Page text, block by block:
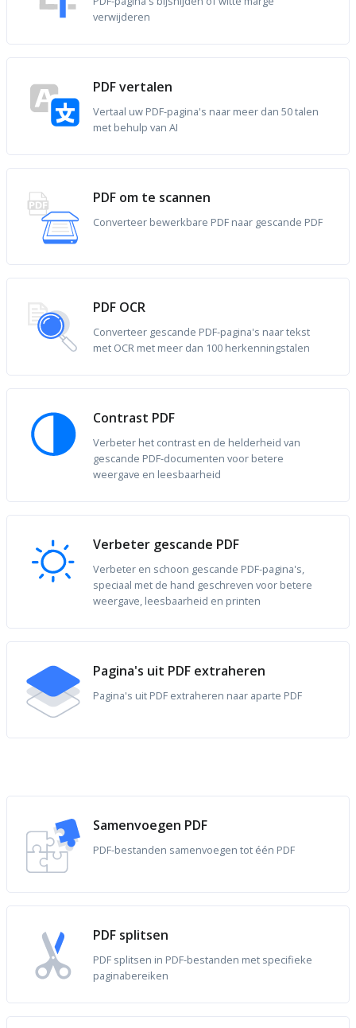
verwijderen
PDF vertalen
Vertaal uw PDF-pagina's naar meer dan 50 talen
met behulp van AI
PDF om te scannen
Converteer bewerkbare PDF naar gescande PDF
PDF OCR
Converteer gescande PDF-pagina's naar tekst
met OCR met meer dan 100 herkenningstalen
Contrast PDF
Verbeter het contrast en de helderheid van
gescande PDF-documenten voor betere
weergave en leesbaarheid
Verbeter gescande PDF
Verbeter en schoon gescande PDF-pagina's,
speciaal met de hand geschreven voor betere
weergave, leesbaarheid en printen
Pagina's uit PDF extraheren
Pagina's uit PDF extraheren naar aparte PDF
Samenvoegen PDF
PDF-bestanden samenvoegen tot één PDF
PDF splitsen
PDF splitsen in PDF-bestanden met specifieke
paginabereiken